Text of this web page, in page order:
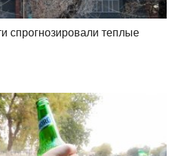
спрогнозировали теплые